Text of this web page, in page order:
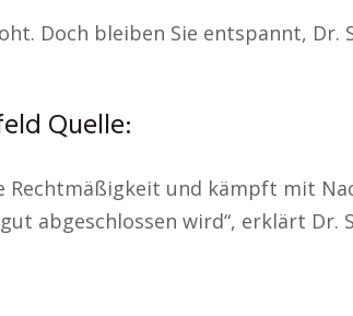
Doch bleiben Sie entspannt, Dr.
Quelle:
und kämpft mit
abgeschlossen wird“, erklärt Dr.